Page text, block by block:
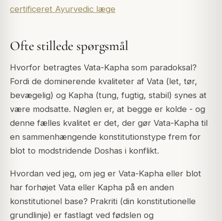
certificeret Ayurvedic læge
Ofte stillede spørgsmål
Hvorfor betragtes Vata-Kapha som paradoksal?
Fordi de dominerende kvaliteter af Vata (let, tør,
bevægelig) og Kapha (tung, fugtig, stabil) synes at
være modsatte. Nøglen er, at begge er kolde - og
denne fælles kvalitet er det, der gør Vata-Kapha til
en sammenhængende konstitutionstype frem for
blot to modstridende Doshas i konflikt.
Hvordan ved jeg, om jeg er Vata-Kapha eller blot
har forhøjet Vata eller Kapha på en anden
konstitutionel base? Prakriti (din konstitutionelle
grundlinje) er fastlagt ved fødslen og